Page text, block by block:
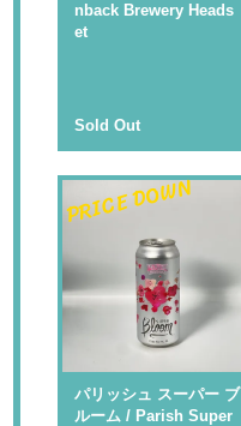
nback Brewery Heads
et
Sold Out
PRICE DOWN
パリッシュ スーパー ブ
ルーム / Parish Super